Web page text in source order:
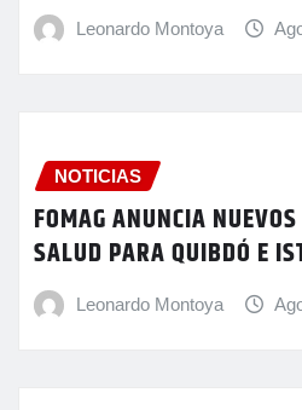
Leonardo Montoya
NOTICIAS
FOMAG ANUNCIA
SALUD PARA QUIBDÓ E
Leonardo Montoya